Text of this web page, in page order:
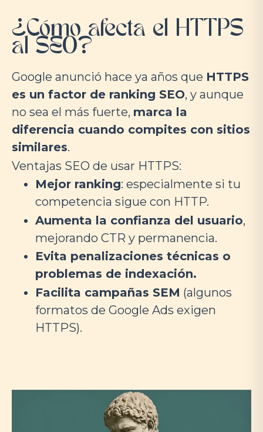
¿Cómo afecta el HTTPS
al SEO?
Google anunció hace ya años que HTTPS
es un factor de ranking SEO, y aunque
no sea el más fuerte, marca la
diferencia cuando compites con sitios
similares.
Ventajas SEO de usar HTTPS:
Mejor ranking: especialmente si tu
competencia sigue con HTTP.
Aumenta la confianza del usuario,
mejorando CTR y permanencia.
Evita penalizaciones técnicas o
problemas de indexación.
Facilita campañas SEM (algunos
formatos de Google Ads exigen
HTTPS).